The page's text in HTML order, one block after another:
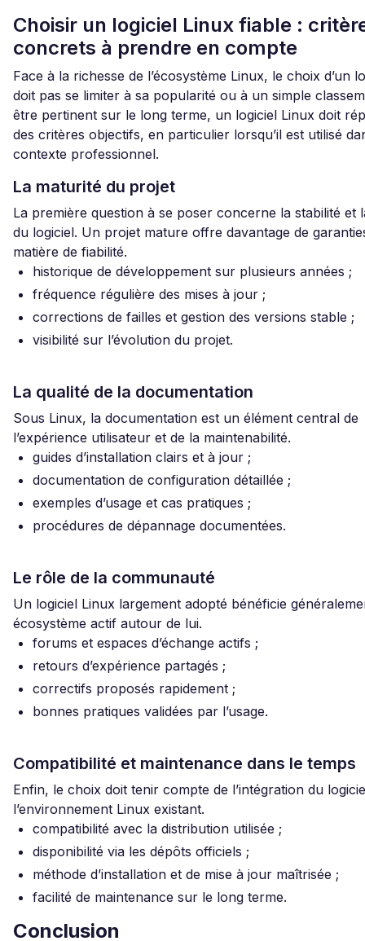
Choisir un logiciel Linux fiable :
concrets à prendre en compte
Face à la richesse de l’écosystème Linux, le choix d’un
doit pas se limiter à sa popularité ou à un simple
être pertinent sur le long terme, un logiciel Linux doit
des critères objectifs, en particulier lorsqu’il est utilisé
contexte professionnel.
La maturité du projet
La première question à se poser concerne la stabilité et
du logiciel. Un projet mature offre davantage de
matière de fiabilité.
historique de développement sur plusieurs années ;
fréquence régulière des mises à jour ;
corrections de failles et gestion des versions stable ;
visibilité sur l’évolution du projet.
La qualité de la documentation
Sous Linux, la documentation est un élément central de
l’expérience utilisateur et de la maintenabilité.
guides d’installation clairs et à jour ;
documentation de configuration détaillée ;
exemples d’usage et cas pratiques ;
procédures de dépannage documentées.
Le rôle de la communauté
Un logiciel Linux largement adopté bénéficie
écosystème actif autour de lui.
forums et espaces d’échange actifs ;
retours d’expérience partagés ;
correctifs proposés rapidement ;
bonnes pratiques validées par l’usage.
Compatibilité et maintenance dans le temps
Enfin, le choix doit tenir compte de l’intégration du
l’environnement Linux existant.
compatibilité avec la distribution utilisée ;
disponibilité via les dépôts officiels ;
méthode d’installation et de mise à jour maîtrisée ;
facilité de maintenance sur le long terme.
Conclusion